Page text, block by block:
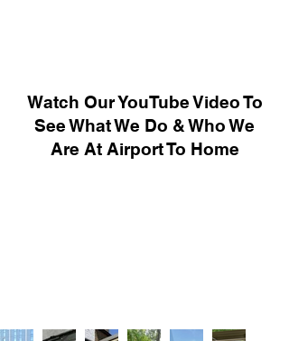
Watch Our YouTube Video To
See What We Do & Who We
Are At Airport To Home